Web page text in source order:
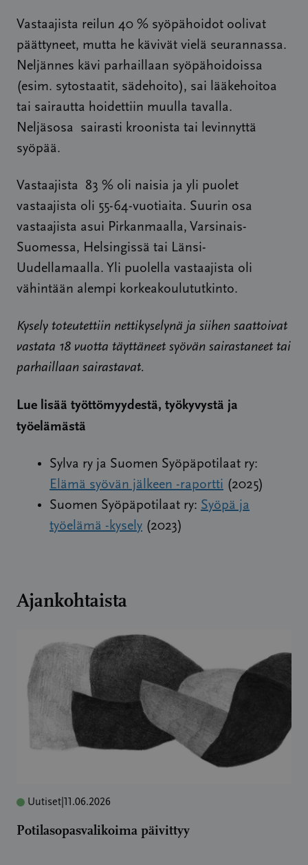
Vastaajista reilun 40 % syöpähoidot oolivat
päättyneet, mutta he kävivät vielä seurannassa.
Neljännes kävi parhaillaan syöpähoidoissa
(esim. sytostaatit, sädehoito), sai lääkehoitoa
tai sairautta hoidettiin muulla tavalla.
Neljäsosa sairasti kroonista tai levinnyttä
syöpää.
Vastaajista 83 % oli naisia ja yli puolet
vastaajista oli 55-64-vuotiaita. Suurin osa
vastaajista asui Pirkanmaalla, Varsinais-
Suomessa, Helsingissä tai Länsi-
Uudellamaalla. Yli puolella vastaajista oli
vähintään alempi korkeakoulututkinto.
Kysely toteutettiin nettikyselynä ja siihen saattoivat
vastata 18 vuotta täyttäneet syövän sairastaneet tai
parhaillaan sairastavat.
Lue lisää työttömyydestä, työkyvystä ja
työelämästä
Sylva ry ja Suomen Syöpäpotilaat ry:
Elämä syövän jälkeen -raportti (2025)
Suomen Syöpäpotilaat ry: Syöpä ja
työelämä -kysely (2023)
Ajankohtaista
Uutiset 11.06.2026
Potilasopasvalikoima päivittyy